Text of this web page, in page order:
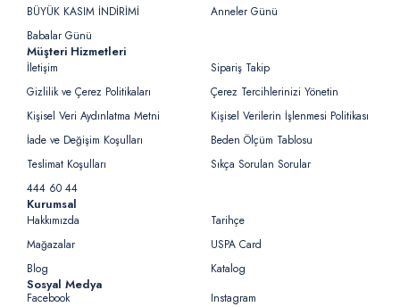
BÜYÜK KASIM İNDİRİMİ
Anneler Günü
Babalar Günü
Müşteri Hizmetleri
İletişim
Sipariş Takip
Gizlilik ve Çerez Politikaları
Çerez Tercihlerinizi Yönetin
Kişisel Veri Aydınlatma Metni
Kişisel Verilerin İşlenmesi Politikası
İade ve Değişim Koşulları
Beden Ölçüm Tablosu
Teslimat Koşulları
Sıkça Sorulan Sorular
444 60 44
Kurumsal
Hakkımızda
Tarihçe
Mağazalar
USPA Card
Blog
Katalog
Sosyal Medya
Facebook
Instagram